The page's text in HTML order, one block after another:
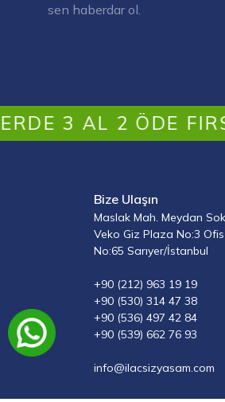
sen haberdar ol.
2 ÖDE FIRSATI!
Bize Ulaşın
Maslak Mah. Meydan
Veko Giz Plaza No:3 Ofis
No:65 Sarıyer/İstanbul
+90 (212) 963 19 19
+90 (530) 314 47 38
+90 (536) 497 42 84
+90 (539) 662 76 93
info@ilacsizyasam.com